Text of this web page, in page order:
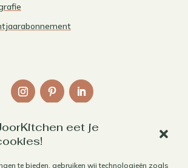
eet je
te bieden, gebruiken wij technologieën zoals